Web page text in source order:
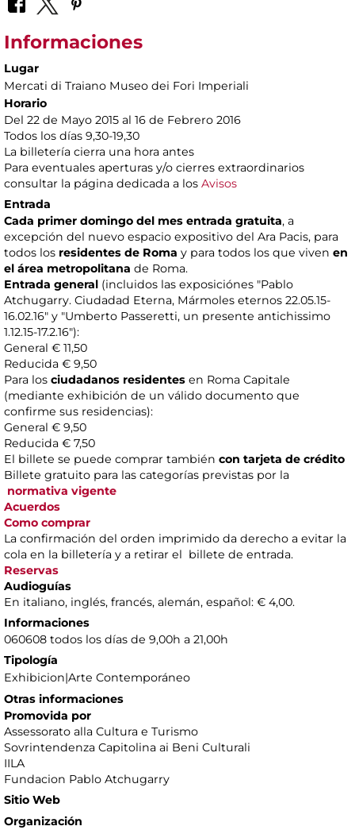
Informaciones
Lugar
Mercati di Traiano Museo dei Fori Imperiali
Horario
Del 22 de Mayo 2015 al 16 de Febrero 2016
Todos los días 9,30-19,30
La billetería cierra una hora antes
Para eventuales aperturas y/o cierres extraordinarios
consultar la página dedicada a los Avisos
Entrada
Cada primer domingo del mes entrada gratuita, a
excepción del nuevo espacio expositivo del Ara Pacis, para
todos los residentes de Roma y para todos los que viven en
el área metropolitana de Roma.
Entrada general (incluidos las exposiciónes "Pablo
Atchugarry. Ciudadad Eterna, Mármoles eternos 22.05.15-
16.02.16" y "Umberto Passeretti, un presente antichissimo
1.12.15-17.2.16"):
General € 11,50
Reducida € 9,50
Para los ciudadanos residentes en Roma Capitale
(mediante exhibición de un válido documento que
confirme sus residencias):
General € 9,50
Reducida € 7,50
El billete se puede comprar también con tarjeta de crédito
Billete gratuito para las categorías previstas por la
normativa vigente
Acuerdos
Como comprar
La confirmación del orden imprimido da derecho a evitar la
cola en la billetería y a retirar el billete de entrada.
Reservas
Audioguías
En italiano, inglés, francés, alemán, español: € 4,00.
Informaciones
060608 todos los días de 9,00h a 21,00h
Tipología
Exhibicion|Arte Contemporáneo
Otras informaciones
Promovida por
Assessorato alla Cultura e Turismo
Sovrintendenza Capitolina ai Beni Culturali
IILA
Fundacion Pablo Atchugarry
Sitio Web
Organización